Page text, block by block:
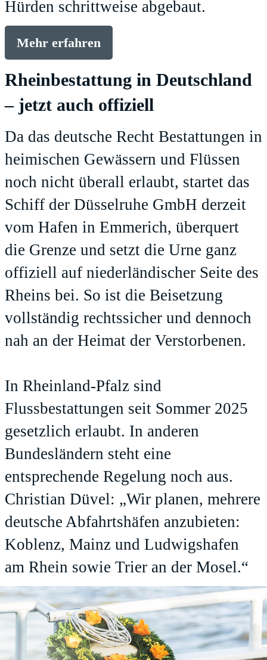
Hürden schrittweise abgebaut.
Mehr erfahren
Rheinbestattung in Deutschland
– jetzt auch offiziell
Da das deutsche Recht Bestattungen in
heimischen Gewässern und Flüssen
noch nicht überall erlaubt, startet das
Schiff der Düsselruhe GmbH derzeit
vom Hafen in Emmerich, überquert
die Grenze und setzt die Urne ganz
offiziell auf niederländischer Seite des
Rheins bei. So ist die Beisetzung
vollständig rechtssicher und dennoch
nah an der Heimat der Verstorbenen.
In Rheinland-Pfalz sind
Flussbestattungen seit Sommer 2025
gesetzlich erlaubt. In anderen
Bundesländern steht eine
entsprechende Regelung noch aus.
Christian Düvel: „Wir planen, mehrere
deutsche Abfahrtshäfen anzubieten:
Koblenz, Mainz und Ludwigshafen
am Rhein sowie Trier an der Mosel.“